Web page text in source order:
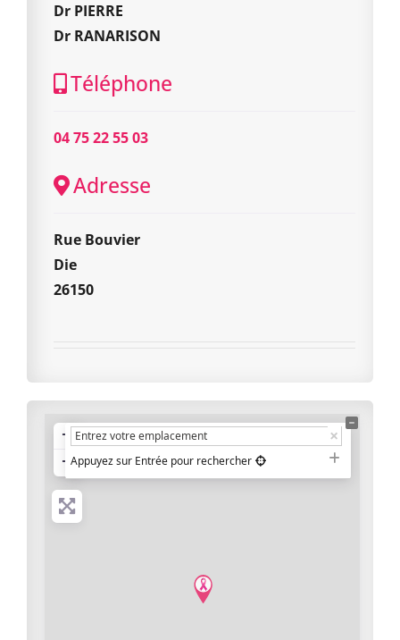
Dr PIERRE
Dr RANARISON
Téléphone
04 75 22 55 03
Adresse
Rue Bouvier
Die
26150
+
−Appuyez sur Entrée pour rechercher